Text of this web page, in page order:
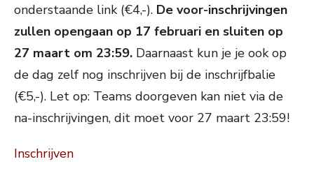
onderstaande link (€4,-). De voor-inschrijvingen
zullen opengaan op 17 februari en sluiten op
27 maart om 23:59. Daarnaast kun je je ook op
de dag zelf nog inschrijven bij de inschrijfbalie
(€5,-). Let op: Teams doorgeven kan niet via de
na-inschrijvingen, dit moet voor 27 maart 23:59!
Inschrijven